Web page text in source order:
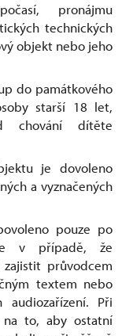
pronájmu
technických
objekt nebo jeho
do památkového
starší 18 let,
chování dítěte
je dovoleno
a vyznačených
pouze po
v případě, že
průvodcem
textem nebo
audiozařízení. Při
to, aby ostatní